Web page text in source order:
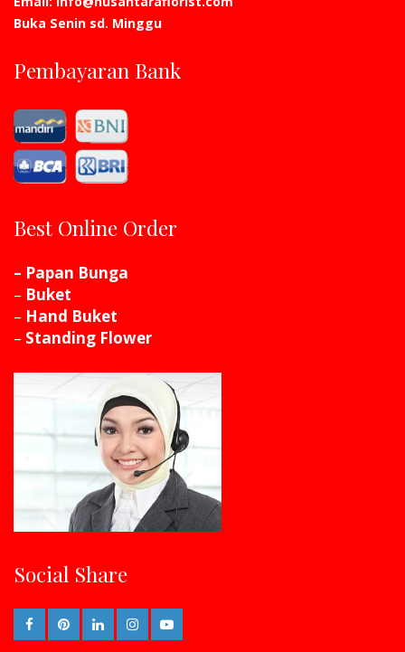
Buka Senin sd. Minggu
Pembayaran Bank
Best Online Order
– Papan Bunga
– Buket
– Hand Buket
– Standing Flower
Social Share